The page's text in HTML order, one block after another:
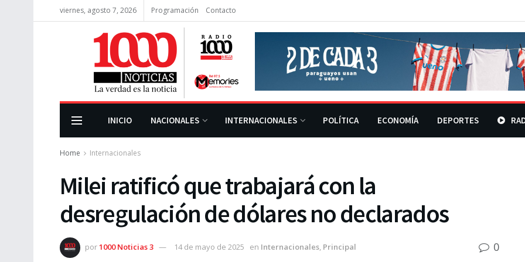
viernes, agosto 7, 2026 Programación Contacto
INICIO NACIONALES INTERNACIONALES POLÍTICA ECONOMÍA DEPORTES
Home Internacionales
Milei ratificó que trabajará con la
desregulación de dólares no declarados
por1000 Noticias 3 14 de mayo de 2025 en Internacionales, Principal 0